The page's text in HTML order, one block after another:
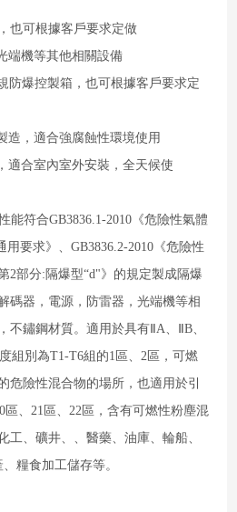
也可根據客戶要求定做
端機等其他相關設備
防爆控製箱，也可根據客戶要求定
造，適合強腐蝕性環境使用
適合室內室外安裝，全天候使
能符合GB3836.1-2010《危險性氣體
要求》、GB3836.2-2010《危險性
2部分:隔爆型“d"》的規定製成隔爆
碼器，電源，防雷器，光端機等相
不鏽鋼材質。適用於具有ⅡA、ⅡB、
組別為T1-T6組的1區、2區，可燃
危險性混合物的場所，也適用於引
、21區、22區，含有可燃性粉塵混
工、礦井、、醫藥、油庫、輪船、
糧食加工儲存等。